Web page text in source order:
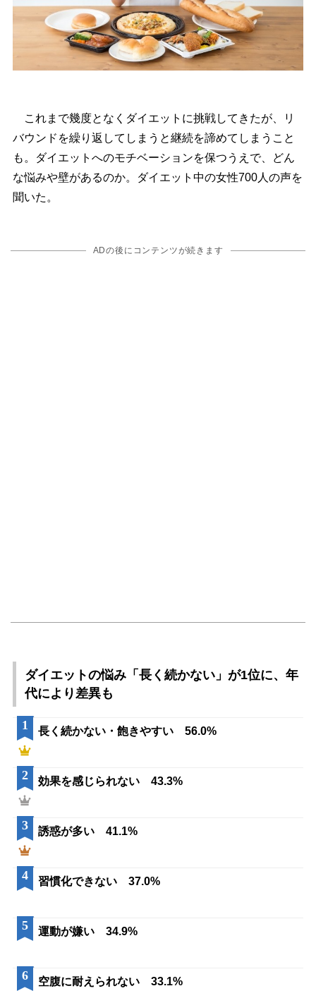
これまで幾度となくダイエットに挑戦してきたが、リ
バウンドを繰り返してしまうと継続を諦めてしまうこと
も。ダイエットへのモチベーションを保つうえで、どん
な悩みや壁があるのか。ダイエット中の女性700人の声を
聞いた。
ADの後にコンテンツが続きます
ダイエットの悩み「長く続かない」が1位に、年
代により差異も
長く続かない・飽きやすい 56.0%
1
効果を感じられない 43.3%
2
誘惑が多い 41.1%
3
習慣化できない 37.0%
4
運動が嫌い 34.9%
5
空腹に耐えられない 33.1%
6